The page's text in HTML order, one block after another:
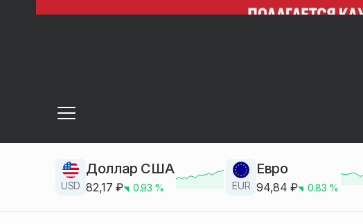
USD
Доллар США
82,17 ₽ 0.93 % EUR
Евро
94,84 ₽ 0.83 %